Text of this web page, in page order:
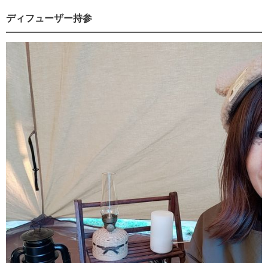
ディフューザー持参